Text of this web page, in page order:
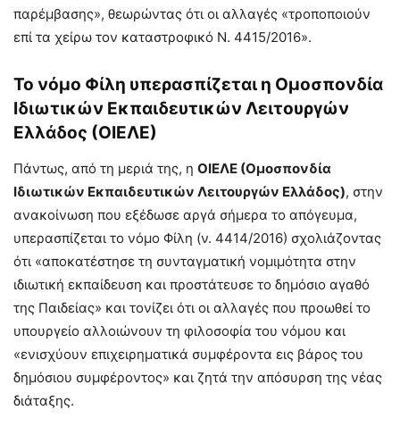
παρέμβασης», θεωρώντας ότι οι αλλαγές «τροποποιούν
επί τα χείρω τον καταστροφικό Ν. 4415/2016».
Το νόμο Φίλη υπερασπίζεται η Ομοσπονδία
Ιδιωτικών Εκπαιδευτικών Λειτουργών
Ελλάδος (ΟΙΕΛΕ)
Πάντως, από τη μεριά της, η ΟΙΕΛΕ (Ομοσπονδία
Ιδιωτικών Εκπαιδευτικών Λειτουργών Ελλάδος), στην
ανακοίνωση που εξέδωσε αργά σήμερα το απόγευμα,
υπερασπίζεται το νόμο Φίλη (ν. 4414/2016) σχολιάζοντας
ότι «αποκατέστησε τη συνταγματική νομιμότητα στην
ιδιωτική εκπαίδευση και προστάτευσε το δημόσιο αγαθό
της Παιδείας» και τονίζει ότι οι αλλαγές που προωθεί το
υπουργείο αλλοιώνουν τη φιλοσοφία του νόμου και
«ενισχύουν επιχειρηματικά συμφέροντα εις βάρος του
δημόσιου συμφέροντος» και ζητά την απόσυρση της νέας
διάταξης.